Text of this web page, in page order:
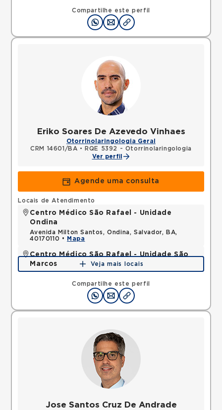
Compartilhe este perfil
Mapa
Eriko Soares De Azevedo Vinhaes
Otorrinolaringologia Geral
CRM 14601/BA •
RQE 5392 - Otorrinolaringologia
Ver perfil
Agende uma consulta
Compartilhe este perfil
Locais de Atendimento
Centro Médico São Rafael - Unidade
Ondina
Avenida Milton Santos, Ondina, Salvador, BA,
40170110 •
Mapa
Centro Médico São Rafael - Unidade São
Marcos
Rua Sao Rafael, Sao Marcos, Salvador, BA,
Mapa
Veja mais locais
Jose Santos Cruz De Andrade